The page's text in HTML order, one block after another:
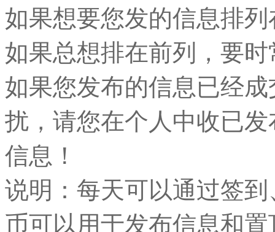
如果想要您发的信息排
如果总想排在前列，要
如果您发布的信息已经
扰，请您在个人中收已
信息！
说明：每天可以通过签
币可以用于发布信息和